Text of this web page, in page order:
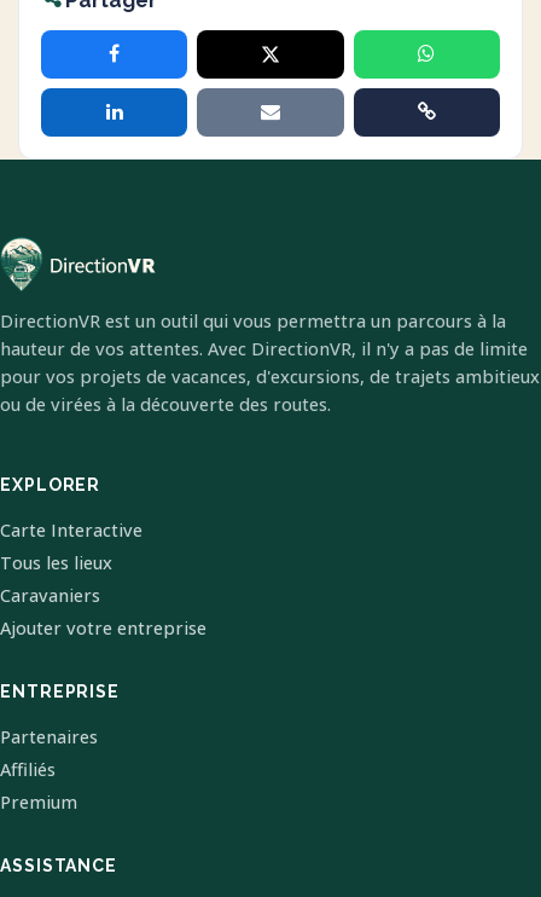
DirectionVR est un outil qui vous permettra un parcours à la
hauteur de vos attentes. Avec DirectionVR, il n'y a pas de limite
pour vos projets de vacances, d'excursions, de trajets ambitieux
ou de virées à la découverte des routes.
EXPLORER
Carte Interactive
Tous les lieux
Caravaniers
Ajouter votre entreprise
ENTREPRISE
Partenaires
Affiliés
Premium
ASSISTANCE